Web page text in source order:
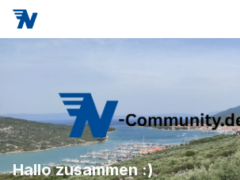
Hallo zusammen :)